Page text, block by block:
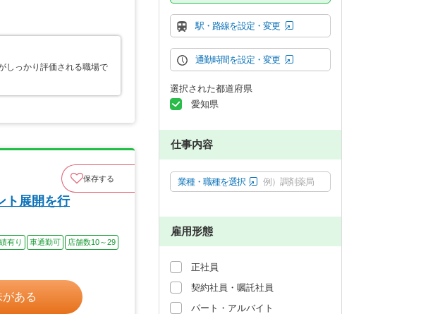
しっかり評価される職場で
保存する
ト展開を行
有り 車通勤可
店舗数10～29
ある
駅・路線を設定・変更
通勤時間を設定・変更
選択された都道府県
愛知県
仕事内容
業種・職種を選択 例）調剤薬局
雇用形態
正社員
契約社員・嘱託社員
パート・アルバイト